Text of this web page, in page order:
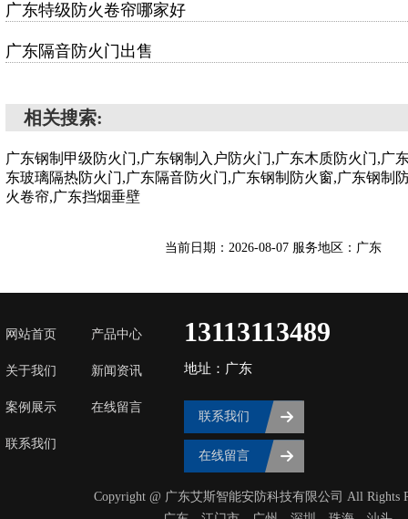
广东特级防火卷帘哪家好
广东隔音防火门出售
相关搜索:
广东钢制甲级防火门,广东钢制入户防火门,广东木质防火门,广
东玻璃隔热防火门,广东隔音防火门,广东钢制防火窗,广东钢制
火卷帘,广东挡烟垂壁
当前日期：2026-08-07 服务地区：广东
网站首页 产品中心
关于我们 新闻资讯
案例展示 在线留言
联系我们
13113113489
地址：广东
联系我们
在线留言
Copyright @ 广东艾斯智能安防科技有限公司 All Rights